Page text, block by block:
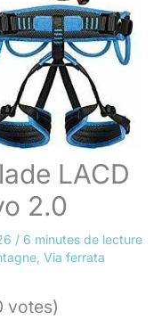
LACD
2.0
/ 6 minutes de lecture
Via ferrata
votes)